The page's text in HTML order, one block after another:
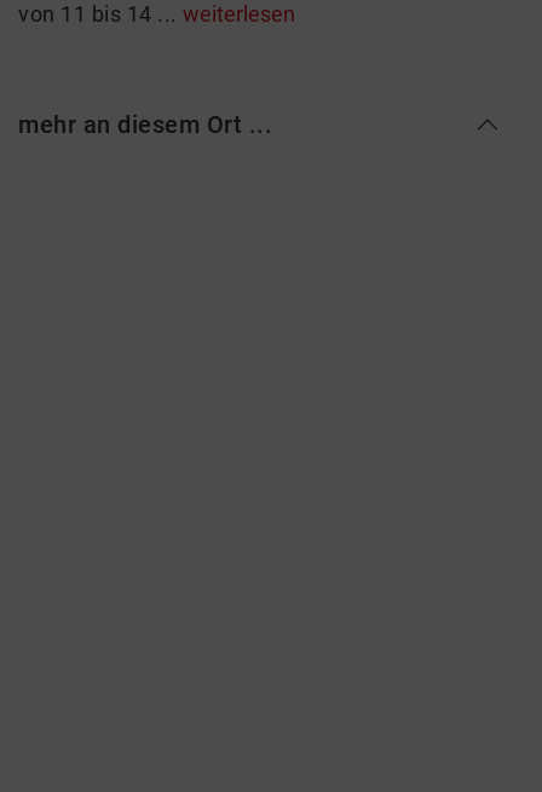
von 11 bis 14 ... weiterlesen
mehr an diesem Ort ...